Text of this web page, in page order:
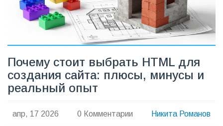
Почему стоит выбрать HTML для
создания сайта: плюсы, минусы и
реальный опыт
апр, 17 2026 0 Комментарии Никита Романов